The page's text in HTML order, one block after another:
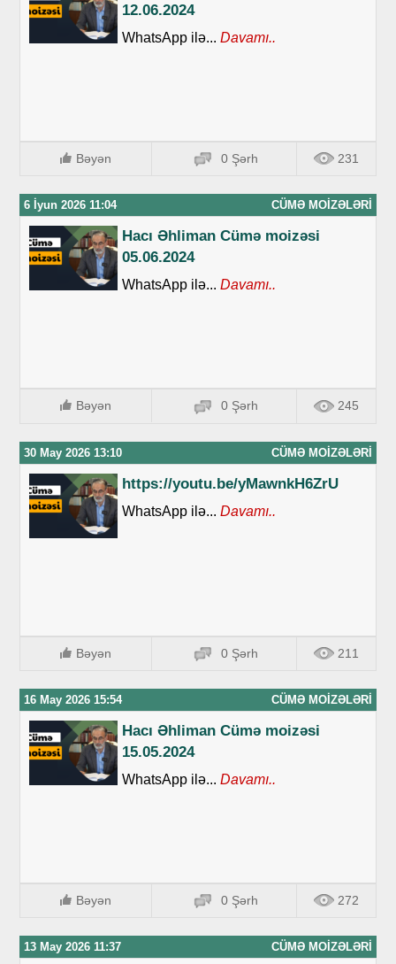
12.06.2024
WhatsApp ilə... Davamı..
Bəyən 0 Şərh 231
6 İyun 2026 11:04 CÜMƏ MOIZƏLƏRI
Hacı Əhliman Cümə moizəsi
05.06.2024
WhatsApp ilə... Davamı..
Bəyən 0 Şərh 245
30 May 2026 13:10 CÜMƏ MOIZƏLƏRI
https://youtu.be/yMawnkH6ZrU
WhatsApp ilə... Davamı..
Bəyən 0 Şərh 211
16 May 2026 15:54 CÜMƏ MOIZƏLƏRI
Hacı Əhliman Cümə moizəsi
15.05.2024
WhatsApp ilə... Davamı..
Bəyən 0 Şərh 272
13 May 2026 11:37 CÜMƏ MOIZƏLƏRI